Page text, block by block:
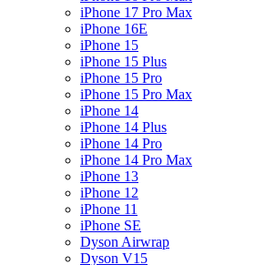
iPhone 17 Pro Max
iPhone 16E
iPhone 15
iPhone 15 Plus
iPhone 15 Pro
iPhone 15 Pro Max
iPhone 14
iPhone 14 Plus
iPhone 14 Pro
iPhone 14 Pro Max
iPhone 13
iPhone 12
iPhone 11
iPhone SE
Dyson Airwrap
Dyson V15